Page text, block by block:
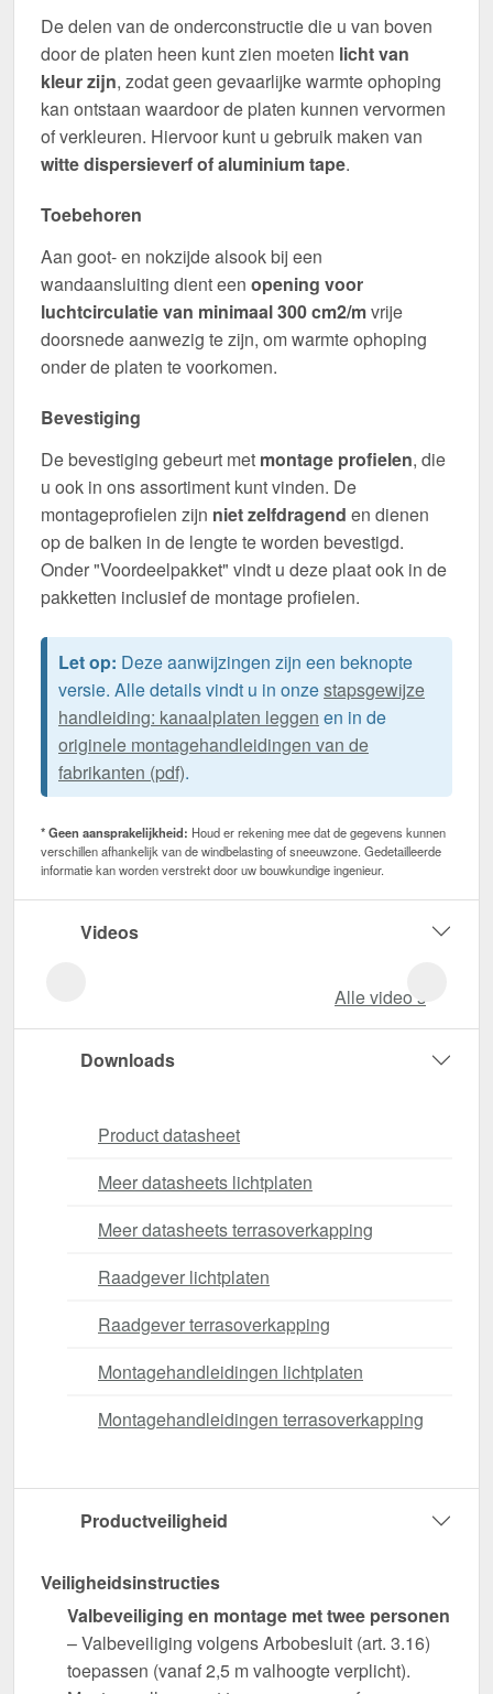
De delen van de onderconstructie die u van boven
door de platen heen kunt zien moeten licht van
kleur zijn, zodat geen gevaarlijke warmte ophoping
kan ontstaan waardoor de platen kunnen vervormen
of verkleuren. Hiervoor kunt u gebruik maken van
witte dispersieverf of aluminium tape.
Toebehoren
Aan goot- en nokzijde alsook bij een
wandaansluiting dient een opening voor
luchtcirculatie van minimaal 300 cm2/mvrije
doorsnede aanwezig te zijn, om warmte ophoping
onder de platen te voorkomen.
Bevestiging
De bevestiging gebeurt met montage profielen, die
u ook in ons assortiment kunt vinden. De
montageprofielen zijn niet zelfdragend en dienen
op de balken in de lengte te worden bevestigd.
Onder "Voordeelpakket" vindt u deze plaat ook in de
pakketten inclusief de montage profielen.
Let op: Deze aanwijzingen zijn een beknopte
versie. Alle details vindt u in onzestapsgewijze
handleiding: kanaalplaten leggen en in de
originele montagehandleidingen van de
fabrikanten (pdf).
* Geen aansprakelijkheid: Houd er rekening mee dat de gegevens kunnen
verschillen afhankelijk van de windbelasting of sneeuwzone. Gedetailleerde
informatie kan worden verstrekt door uw bouwkundige ingenieur.
Videos
Alle video‘s
Downloads
Product datasheet
Meer datasheets lichtplaten
Meer datasheets terrasoverkapping
Raadgever lichtplaten
Raadgever terrasoverkapping
Montagehandleidingen lichtplaten
Montagehandleidingen terrasoverkapping
Productveiligheid
Veiligheidsinstructies
Valbeveiliging en montage met twee personen
– Valbeveiliging volgens Arbobesluit (art. 3.16)
toepassen (vanaf 2,5 m valhoogte verplicht).